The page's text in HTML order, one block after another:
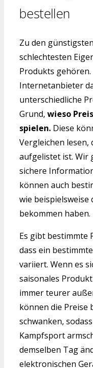
bestellen
Zu den
schlechtesten
Produkts gehören.
Internetanbieter
unterschiedliche
Grund, wieso
spielen. Diese
Vergleichen lesen,
aufgelistet ist. Wir
sichere
können auch
wie beispielsweise
bekommen haben.
Es gibt bestimmte
dass ein
variiert. Wenn es
saisonales
immer teurer
können die Preise
schwanken,
Kampfsport
demselben Tag
elektronischen